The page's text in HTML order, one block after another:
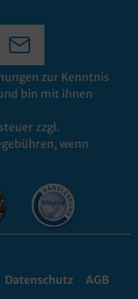
zur Kenntnis
bin mit ihnen
zzgl.
wenn
Datenschutz AGB